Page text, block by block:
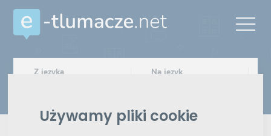
Używamy pliki cookie
Z języka
Na język
Typ tłumaczenia
Pisemne czy ustne